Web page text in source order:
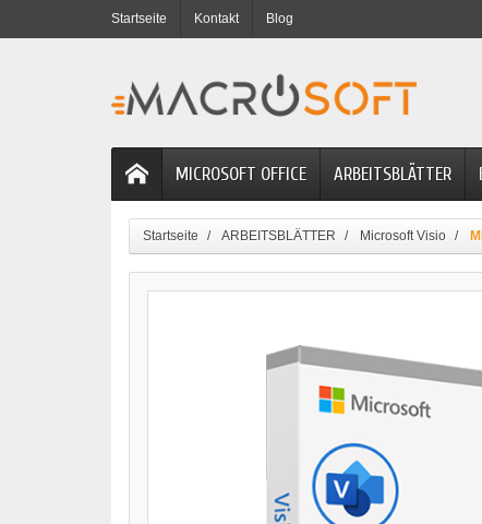
Startseite Kontakt Blog
MICROSOFT OFFICE ARBEITSBLÄTTER
Startseite ARBEITSBLÄTTER Microsoft Visio